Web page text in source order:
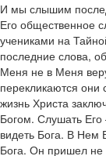
И мы слышим
Его общественное
учениками на
последние слова,
Меня не в Меня
перекликаются они
жизнь Христа
Богом. Слушать
видеть Бога. В Нем
Бога. Он пришел